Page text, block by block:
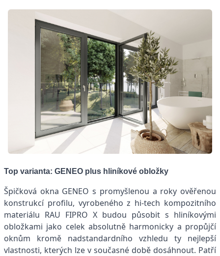
Top varianta: GENEO plus hliníkové obložky
Špičková okna GENEO s promyšlenou a roky ověřenou
konstrukcí profilu, vyrobeného z hi-tech kompozitního
materiálu RAU FIPRO X budou působit s hliníkovými
obložkami jako celek absolutně harmonicky a propůjčí
oknům kromě nadstandardního vzhledu ty nejlepší
vlastnosti, kterých lze v současné době dosáhnout. Patří